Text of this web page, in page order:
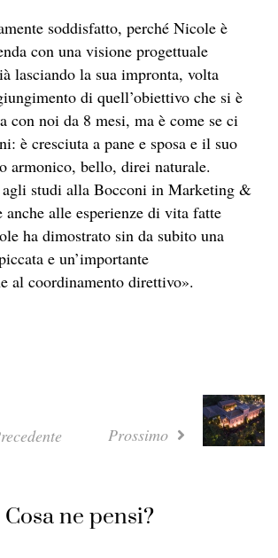
soddisfatto, perché Nicole è
con una visione progettuale
lasciando la sua impronta, volta
di quell’obiettivo che si è
con noi da 8 mesi, ma è come se ci
è cresciuta a pane e sposa e il suo
armonico, bello, direi naturale.
studi alla Bocconi in Marketing &
anche alle esperienze di vita fatte
ha dimostrato sin da subito una
e un’importante
al coordinamento direttivo».
Prossimo
Cosa ne pensi?